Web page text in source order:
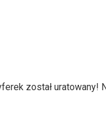
został uratowany!